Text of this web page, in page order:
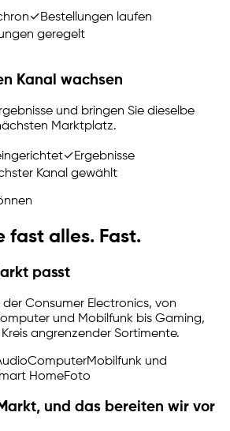
✓Bestellungen laufen
geregelt
Kanal wachsen
und bringen Sie dieselbe
Marktplatz.
✓Ergebnisse
Kanal gewählt
fast alles. Fast.
passt
Consumer Electronics, von
und Mobilfunk bis Gaming,
angrenzender Sortimente.
ComputerMobilfunk und
HomeFoto
und das bereiten wir vor